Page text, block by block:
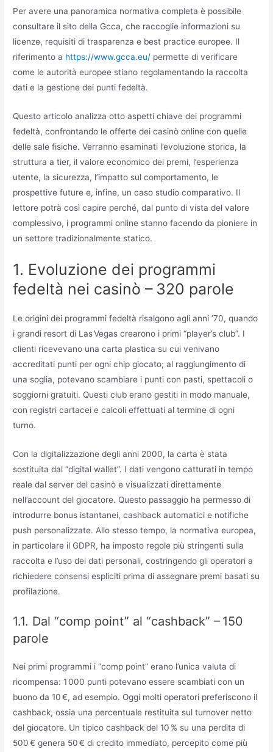
Per avere una panoramica normativa completa è possibile
consultare il sito della Gcca, che raccoglie informazioni su
licenze, requisiti di trasparenza e best practice europee. Il
riferimento a https://www.gcca.eu/ permette di verificare
come le autorità europee stiano regolamentando la raccolta
dati e la gestione dei punti fedeltà.
Questo articolo analizza otto aspetti chiave dei programmi
fedeltà, confrontando le offerte dei casinò online con quelle
delle sale fisiche. Verranno esaminati l’evoluzione storica, la
struttura a tier, il valore economico dei premi, l’esperienza
utente, la sicurezza, l’impatto sul comportamento, le
prospettive future e, infine, un caso studio comparativo. Il
lettore potrà così capire perché, dal punto di vista del valore
complessivo, i programmi online stanno facendo da pioniere in
un settore tradizionalmente statico.
1. Evoluzione dei programmi
fedeltà nei casinò – 320 parole
Le origini dei programmi fedeltà risalgono agli anni ’70, quando
i grandi resort di Las Vegas crearono i primi “player’s club”. I
clienti ricevevano una carta plastica su cui venivano
accreditati punti per ogni chip giocato; al raggiungimento di
una soglia, potevano scambiare i punti con pasti, spettacoli o
soggiorni gratuiti. Questi club erano gestiti in modo manuale,
con registri cartacei e calcoli effettuati al termine di ogni
turno.
Con la digitalizzazione degli anni 2000, la carta è stata
sostituita dal “digital wallet”. I dati vengono catturati in tempo
reale dal server del casinò e visualizzati direttamente
nell’account del giocatore. Questo passaggio ha permesso di
introdurre bonus istantanei, cashback automatici e notifiche
push personalizzate. Allo stesso tempo, la normativa europea,
in particolare il GDPR, ha imposto regole più stringenti sulla
raccolta e l’uso dei dati personali, costringendo gli operatori a
richiedere consensi espliciti prima di assegnare premi basati su
profilazione.
1.1. Dal “comp point” al “cashback” – 150
parole
Nei primi programmi i “comp point” erano l’unica valuta di
ricompensa: 1 000 punti potevano essere scambiati con un
buono da 10 €, ad esempio. Oggi molti operatori preferiscono il
cashback, ossia una percentuale restituita sul turnover netto
del giocatore. Un tipico cashback del 10 % su una perdita di
500 € genera 50 € di credito immediato, percepito come più